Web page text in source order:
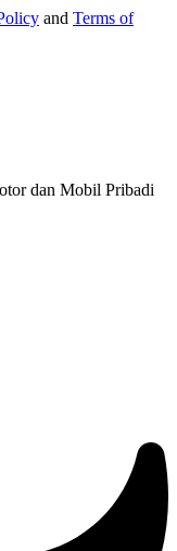
and Terms of
dan Mobil Pribadi